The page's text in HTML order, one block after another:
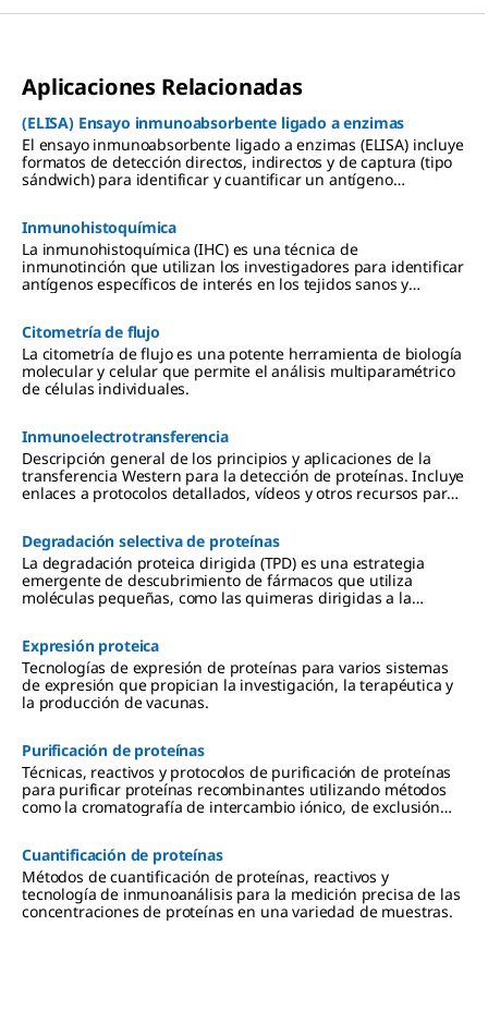
Aplicaciones Relacionadas
(ELISA) Ensayo inmunoabsorbente ligado a enzimas
El ensayo inmunoabsorbente ligado a enzimas (ELISA) incluye
formatos de detección directos, indirectos y de captura (tipo
sándwich) para identificar y cuantificar un antígeno
Inmunohistoquímica
La inmunohistoquímica (IHC) es una técnica de
inmunotinción que utilizan los investigadores para identificar
antígenos específicos de interés en los tejidos sanos y
Citometría de flujo
La citometría de flujo es una potente herramienta de biología
molecular y celular que permite el análisis multiparamétrico
de células individuales.
Inmunoelectrotransferencia
Descripción general de los principios y aplicaciones de la
transferencia Western para la detección de proteínas. Incluye
enlaces a protocolos detallados, vídeos y otros recursos para
métodos de detección mediante quimioluminiscencia,
colorimetría y fluorescencia.
Degradación selectiva de proteínas
La degradación proteica dirigida (TPD) es una estrategia
emergente de descubrimiento de fármacos que utiliza
moléculas pequeñas, como las quimeras dirigidas a la
Expresión proteica
Tecnologías de expresión de proteínas para varios sistemas
de expresión que propician la investigación, la terapéutica y
la producción de vacunas.
Purificación de proteínas
Técnicas, reactivos y protocolos de purificación de proteínas
para purificar proteínas recombinantes utilizando métodos
como la cromatografía de intercambio iónico, de exclusión
Cuantificación de proteínas
Métodos de cuantificación de proteínas, reactivos y
tecnología de inmunoanálisis para la medición precisa de las
concentraciones de proteínas en una variedad de muestras.